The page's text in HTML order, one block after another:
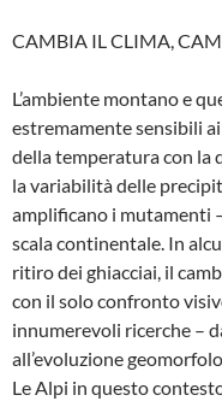
CAMBIA IL CLIMA,
L’ambiente montano e
estremamente sensibili
della temperatura con la
la variabilità delle
amplificano i mutamenti
scala continentale. In
ritiro dei ghiacciai, il
con il solo confronto
innumerevoli ricerche –
all’evoluzione
Le Alpi in questo